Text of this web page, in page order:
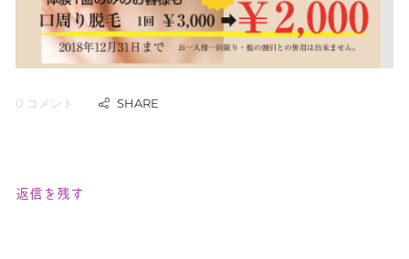
0 コメント
返信を残す